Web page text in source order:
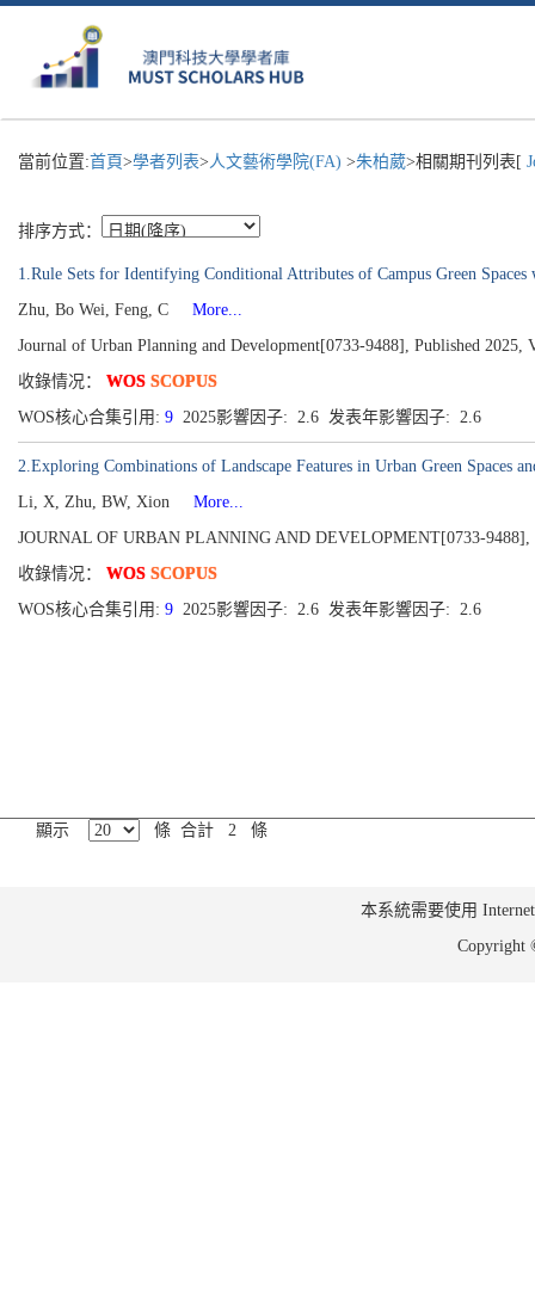
當前位置:首頁>學者列表>人文藝術學院(FA) >朱柏葳>相關期刊列表[
排序方式：
1.Rule Sets for Identifying Conditional Attributes of Campus Green
Zhu, Bo Wei, Feng, C
More...
Journal of Urban Planning and Development[0733-9488], Published 2025,
收錄情况： WOS SCOPUS
WOS核心合集引用: 9 2025影響因子: 2.6 发表年影響因子: 2.6
2.Exploring Combinations of Landscape Features in Urban Green Spaces
Li, X, Zhu, BW, Xion
More...
JOURNAL OF URBAN PLANNING AND DEVELOPMENT[0733-9488],
收錄情况： WOS SCOPUS
WOS核心合集引用: 9 2025影響因子: 2.6 发表年影響因子: 2.6
顯示 條 合計 2 條
本系統需要使用
Copyright